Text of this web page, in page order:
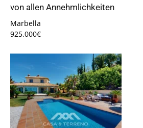
von allen Annehmlichkeiten
Marbella
925.000€